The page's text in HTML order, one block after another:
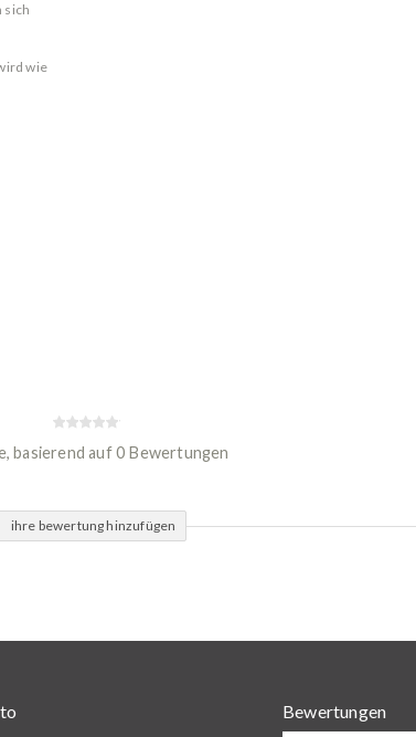
sich
wie
basierend auf 0 Bewertungen
ihre bewertung hinzufügen
Bewertungen